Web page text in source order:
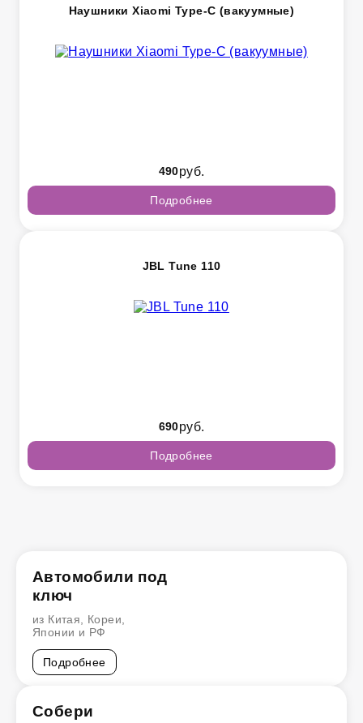
Наушники Xiaomi Type-C (вакуумные)
490руб.
Подробнее
JBL Tune 110
690руб.
Подробнее
Автомобили под
ключ
из Китая, Кореи,
Японии и РФ
Подробнее
Собери